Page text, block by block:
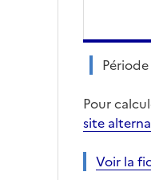
Pour
site
Voir la